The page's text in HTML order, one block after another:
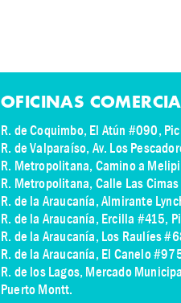
OFICINAS
R. de Coquimbo, El Atún #090,
R. de Valparaíso, Av. Los
R. Metropolitana, Camino a
R. Metropolitana, Calle Las
R. de la Araucanía, Almirante
R. de la Araucanía, Ercilla #415,
R. de la Araucanía, Los Raulíes
R. de la Araucanía, El Canelo
R. de los Lagos, Mercado
Puerto Montt.